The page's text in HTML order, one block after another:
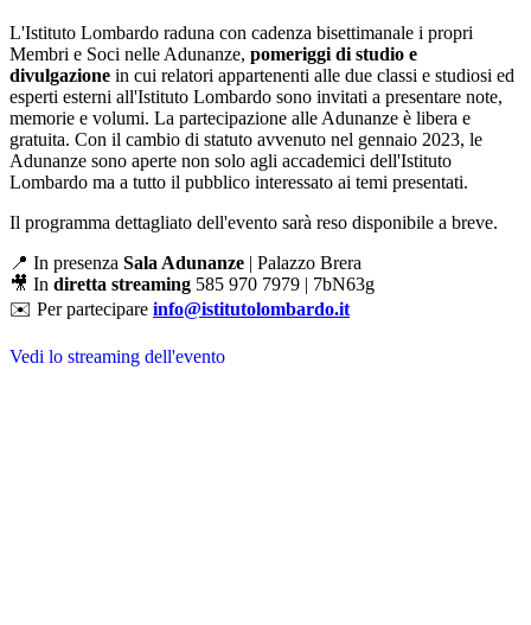
L'Istituto Lombardo raduna con cadenza bisettimanale i propri
Membri e Soci nelle Adunanze, pomeriggi di studio e
divulgazione in cui relatori appartenenti alle due classi e studiosi ed
esperti esterni all'Istituto Lombardo sono invitati a presentare note,
memorie e volumi. La partecipazione alle Adunanze è libera e
gratuita. Con il cambio di statuto avvenuto nel gennaio 2023, le
Adunanze sono aperte non solo agli accademici dell'Istituto
Lombardo ma a tutto il pubblico interessato ai temi presentati.
Il programma dettagliato dell'evento sarà reso disponibile a breve.
📍 In presenza Sala Adunanze | Palazzo Brera
🎥 In diretta streaming 585 970 7979 | 7bN63g
✉️ Per partecipare info@istitutolombardo.it
Vedi lo streaming dell'evento